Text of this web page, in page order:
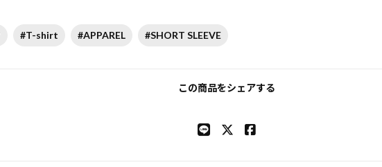
#T-shirt #APPAREL #SHORT SLEEVE
この商品をシェアする